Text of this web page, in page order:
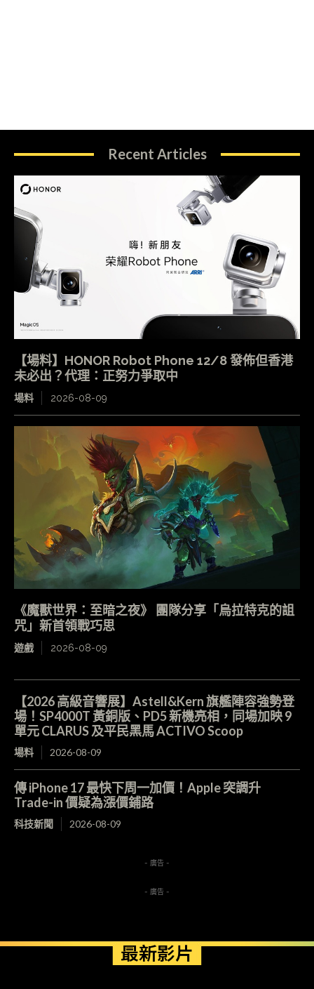
Recent Articles
【場料】HONOR Robot Phone 12/8 發佈但香港
未必出？代理：正努力爭取中
場料 2026-08-09
《魔獸世界：至暗之夜》 團隊分享「烏拉特克的詛
咒」新首領戰巧思
遊戲 2026-08-09
【2026 高級音響展】Astell&Kern 旗艦陣容強勢登
場！SP4000T 黃銅版、PD5 新機亮相，同場加映 9
單元 CLARUS 及平民黑馬 ACTIVO Scoop
場料 2026-08-09
傳 iPhone 17 最快下周一加價！Apple 突調升
Trade-in 價疑為漲價鋪路
科技新聞 2026-08-09
- 廣告 -
- 廣告 -
最新影片